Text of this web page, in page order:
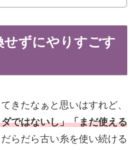
せずにやりすごす
きたなぁと思いはすれど、
ではないし」「まだ使える
らだら古い糸を使い続ける